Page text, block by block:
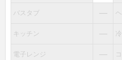
バスタブ ―
キッチン ―
電子レンジ ―